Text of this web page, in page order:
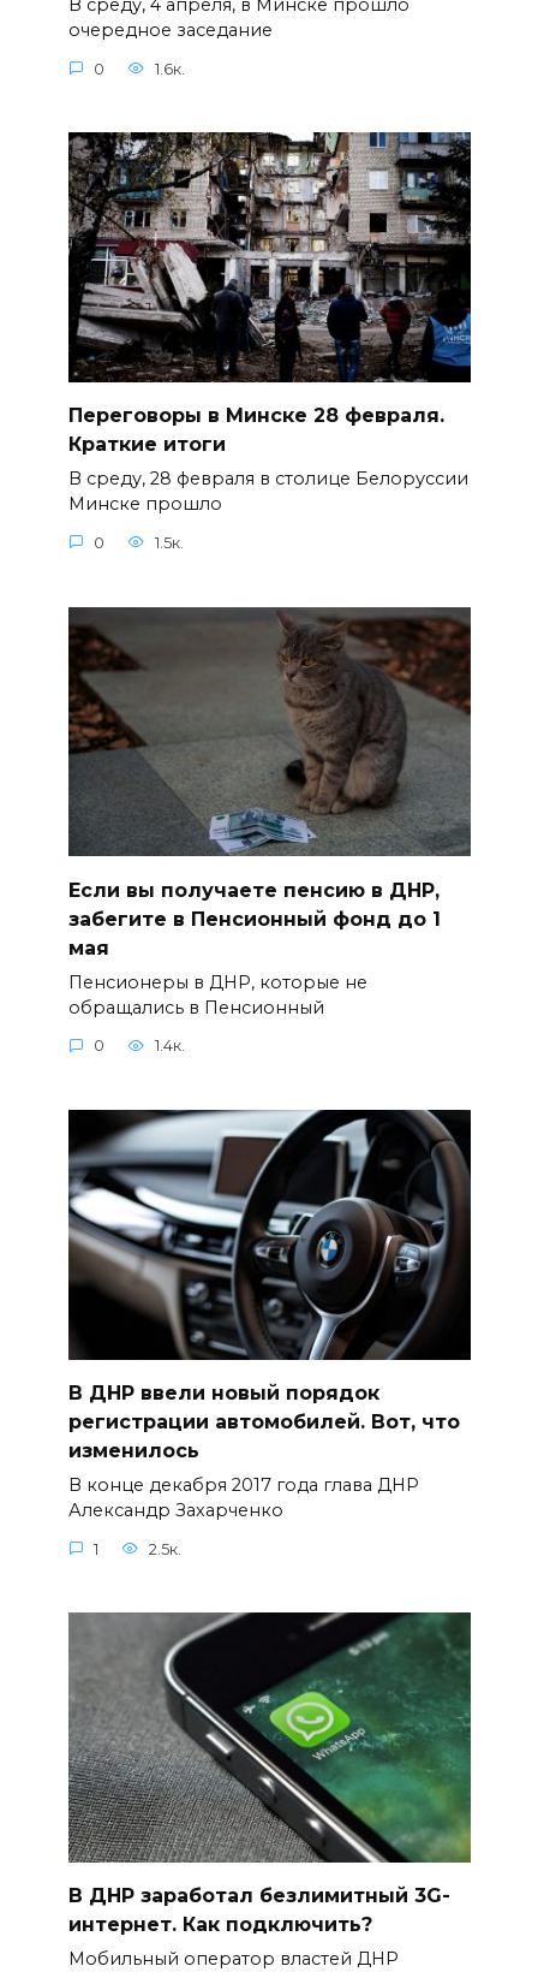
В среду, 4 апреля, в Минске прошло
очередное заседание
0 1.6к.
Переговоры в Минске 28 февраля.
Краткие итоги
В среду, 28 февраля в столице Белоруссии
Минске прошло
0 1.5к.
Если вы получаете пенсию в ДНР,
забегите в Пенсионный фонд до 1
мая
Пенсионеры в ДНР, которые не
обращались в Пенсионный
0 1.4к.
В ДНР ввели новый порядок
регистрации автомобилей. Вот, что
изменилось
В конце декабря 2017 года глава ДНР
Александр Захарченко
1 2.5к.
В ДНР заработал безлимитный 3G-
интернет. Как подключить?
Мобильный оператор властей ДНР